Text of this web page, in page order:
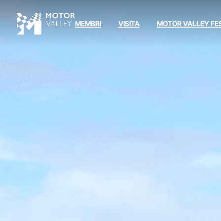
MEMBRI VISITA MOTOR VALLEY